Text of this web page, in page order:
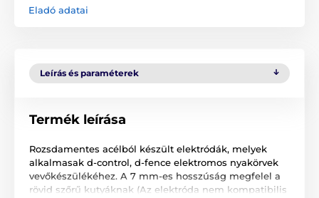
Eladó adatai
Leírás és paraméterek
Termék leírása
Rozsdamentes acélból készült elektródák, melyek
alkalmasak d-control, d-fence elektromos nyakörvek
vevőkészülékéhez. A 7 mm-es hosszúság megfelel a
rövid szőrű kutyáknak (Az elektróda nem kompatibilis